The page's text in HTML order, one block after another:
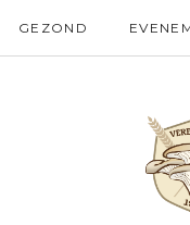
GEZOND